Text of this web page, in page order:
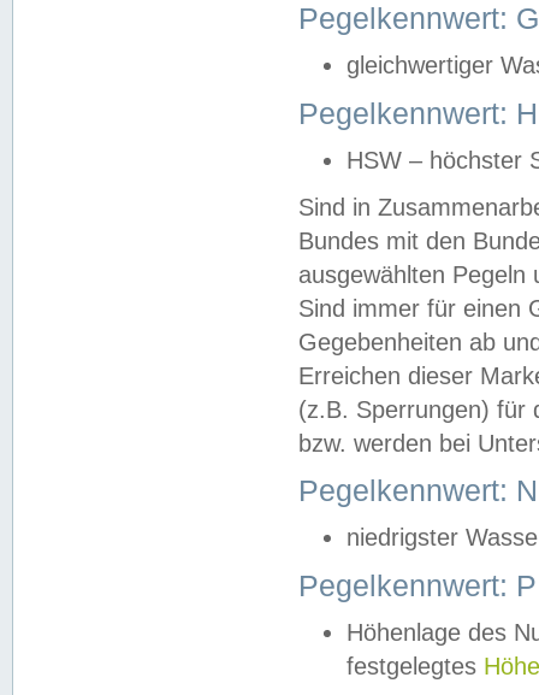
Pegelkennwert:
gleichwertiger
Pegelkennwert:
HSW – höchster
Sind in
Bundes mit den
ausgewählten
Sind immer für einen
Gegebenheiten ab
Erreichen dieser
(z.B. Sperrungen) für
bzw. werden bei
Pegelkennwert:
niedrigster
Pegelkennwert:
Höhenlage des
festgelegtes